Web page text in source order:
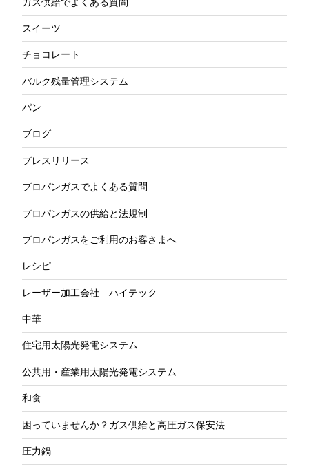
スイーツ
チョコレート
バルク残量管理システム
パン
ブログ
プレスリリース
プロパンガスでよくある質問
プロパンガスの供給と法規制
プロパンガスをご利用のお客さまへ
レシピ
レーザー加工会社 ハイテック
中華
住宅用太陽光発電システム
公共用・産業用太陽光発電システム
和食
困っていませんか？ガス供給と高圧ガス保安法
圧力鍋